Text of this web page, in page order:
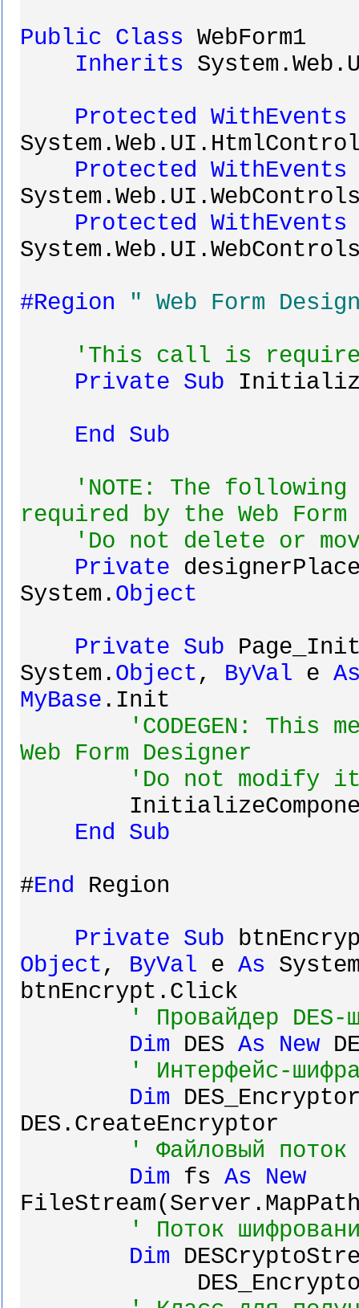
Public Class WebForm1
Inherits
Protected WithEvents
Protected WithEvents
Protected WithEvents
#Region
" Web Form
'This call is
Private Sub
End
Sub
'NOTE: The
required by the Web
'Do not delete or
Private
System. Object
Private Sub
System. Object, ByVal e
MyBase .Init
'CODEGEN:
Web Form Designer
'Do not modify
End
Sub
#End Region
Private Sub
Object, ByVal e As
btnEncrypt.Click
' Провайдер DES-
Dim DES As New
' Интерфейс-
Dim
DES.CreateEncryptor
' Файловый поток
Dim fs As
New
' Поток
Dim
DES